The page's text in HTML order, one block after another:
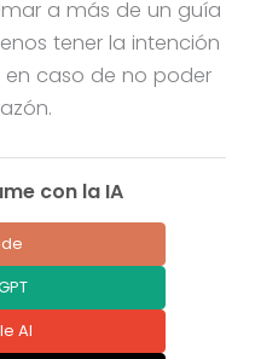
a más de un guía
tener la intención
en caso de no poder
con la IA
AI